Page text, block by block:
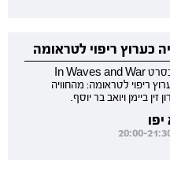
מכון מפרשים מזמין לערב עיון שיעסוק בסרט In Waves and War
ריפוי לטראומה: מהחוויה
ביימן ויואב בר יוסף.